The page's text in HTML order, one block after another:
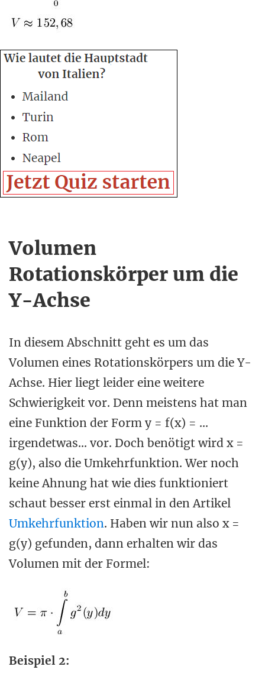
Volumen
Rotationskörper um die
Y-Achse
In diesem Abschnitt geht es um das
Volumen eines Rotationskörpers um die Y-
Achse. Hier liegt leider eine weitere
Schwierigkeit vor. Denn meistens hat man
eine Funktion der Form y = f(x) = ...
irgendetwas... vor. Doch benötigt wird x =
g(y), also die Umkehrfunktion. Wer noch
keine Ahnung hat wie dies funktioniert
schaut besser erst einmal in den Artikel
Umkehrfunktion. Haben wir nun also x =
g(y) gefunden, dann erhalten wir das
Volumen mit der Formel:
Beispiel 2: